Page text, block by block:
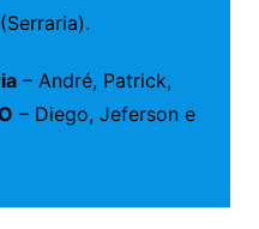
– André, Patrick,
– Diego, Jeferson e